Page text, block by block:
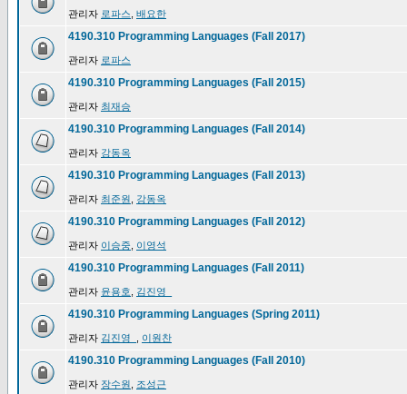
관리자 로파스 배요한
4190.310 Programming Languages (Fall 2017)
관리자 로파스
4190.310 Programming Languages (Fall 2015)
관리자 최재승
4190.310 Programming Languages (Fall 2014)
관리자 강동옥
4190.310 Programming Languages (Fall 2013)
관리자 최준원 강동옥
4190.310 Programming Languages (Fall 2012)
관리자 이승중 이영석
4190.310 Programming Languages (Fall 2011)
관리자 윤용호 김진영_
4190.310 Programming Languages (Spring 2011)
관리자 김진영_ 이원찬
4190.310 Programming Languages (Fall 2010)
관리자 장수원 조성근